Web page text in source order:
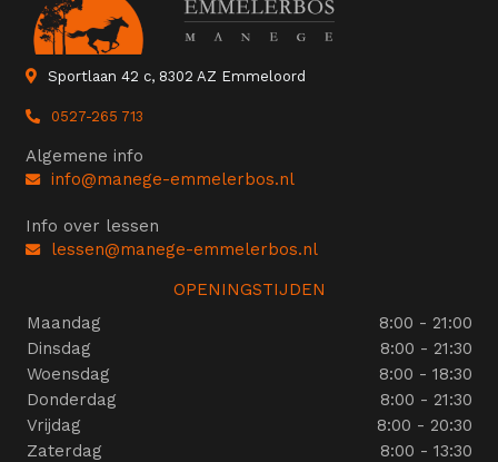
Sportlaan 42 c, 8302 AZ Emmeloord
0527-265 713
Algemene info
info@manege-emmelerbos.nl
Info over lessen
lessen@manege-emmelerbos.nl
OPENINGSTIJDEN
Maandag
8:00 - 21:00
Dinsdag
8:00 - 21:30
Woensdag
8:00 - 18:30
Donderdag
8:00 - 21:30
Vrijdag
8:00 - 20:30
Zaterdag
8:00 - 13:30